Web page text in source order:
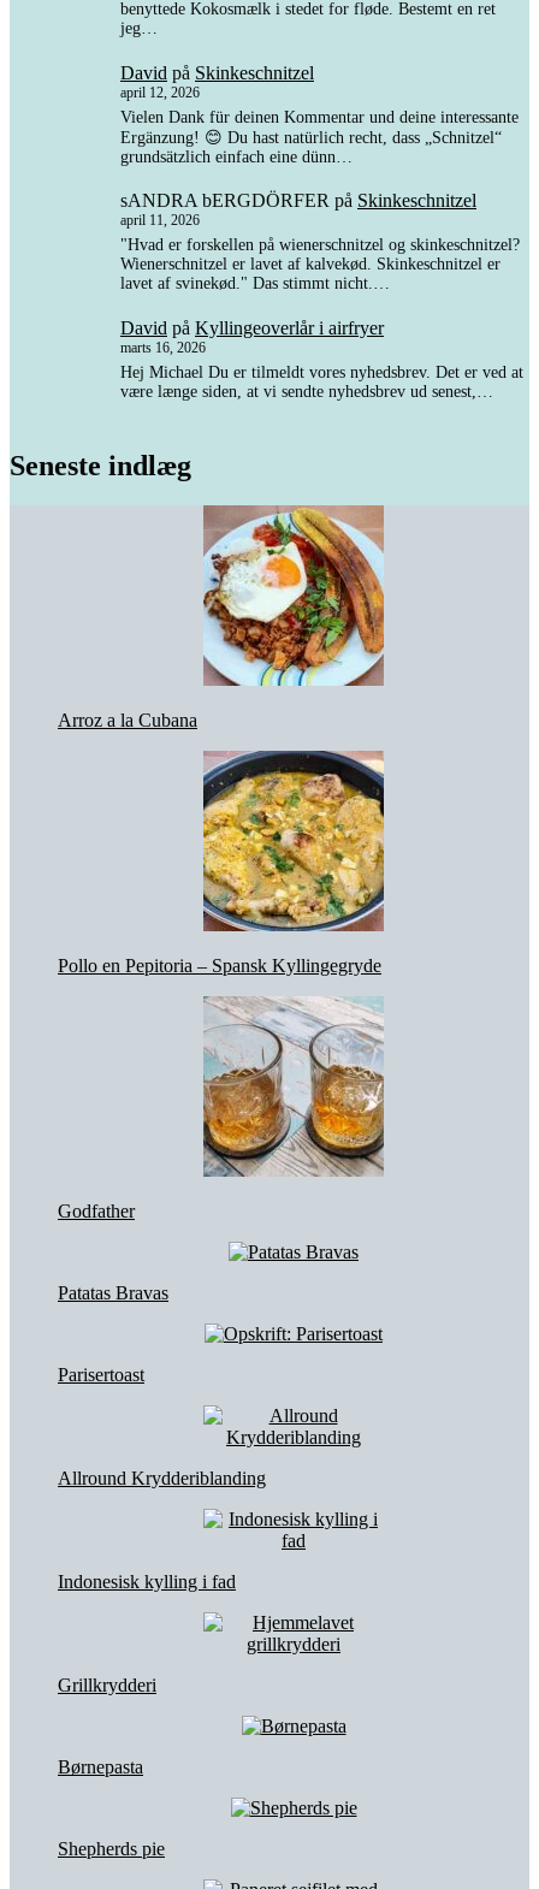
benyttede Kokosmælk i stedet for fløde. Bestemt en ret
jeg…
David på Skinkeschnitzel
april 12, 2026
Vielen Dank für deinen Kommentar und deine interessante
Ergänzung! 😊 Du hast natürlich recht, dass „Schnitzel“
grundsätzlich einfach eine dünn…
sANDRA bERGDÖRFER på Skinkeschnitzel
april 11, 2026
"Hvad er forskellen på wienerschnitzel og skinkeschnitzel?
Wienerschnitzel er lavet af kalvekød. Skinkeschnitzel er
lavet af svinekød." Das stimmt nicht.…
David på Kyllingeoverlår i airfryer
marts 16, 2026
Hej Michael Du er tilmeldt vores nyhedsbrev. Det er ved at
være længe siden, at vi sendte nyhedsbrev ud senest,…
Seneste indlæg
Arroz a la Cubana
Pollo en Pepitoria – Spansk Kyllingegryde
Godfather
Patatas Bravas
Parisertoast
Allround Krydderiblanding
Indonesisk kylling i fad
Grillkrydderi
Børnepasta
Shepherds pie